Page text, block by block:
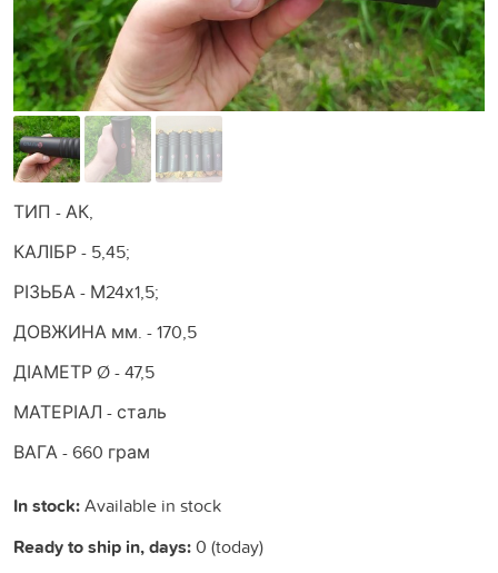
ТИП - АК,
КАЛІБР - 5,45;
РІЗЬБА - М24х1,5;
ДОВЖИНА мм. - 170,5
ДІАМЕТР Ø - 47,5
МАТЕРІАЛ - сталь
ВАГА - 660 грам
In stock:Available in stock
Ready to ship in, days:0 (today)